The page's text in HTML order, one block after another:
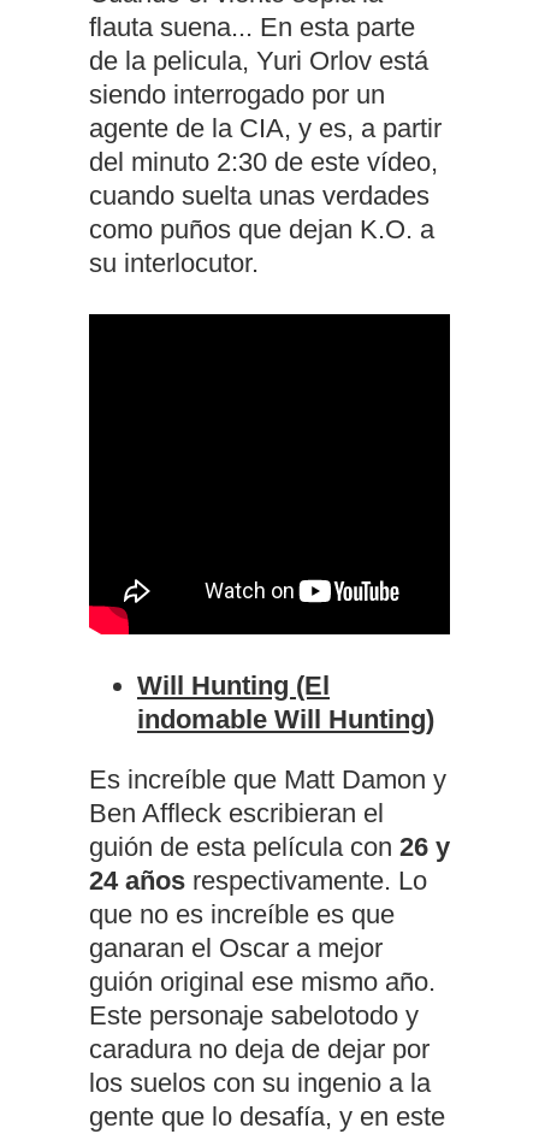
flauta suena... En esta parte
de la pelicula, Yuri Orlov está
siendo interrogado por un
agente de la CIA, y es, a partir
del minuto 2:30 de este vídeo,
cuando suelta unas verdades
como puños que dejan K.O. a
su interlocutor.
Will Hunting (El
indomable Will Hunting)
Es increíble que Matt Damon y
Ben Affleck escribieran el
guión de esta película con 26 y
24 años respectivamente. Lo
que no es increíble es que
ganaran el Oscar a mejor
guión original ese mismo año.
Este personaje sabelotodo y
caradura no deja de dejar por
los suelos con su ingenio a la
gente que lo desafía, y en este